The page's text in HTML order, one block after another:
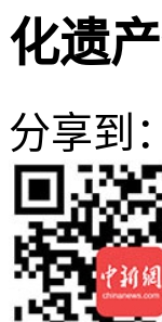
化遗
分享到：